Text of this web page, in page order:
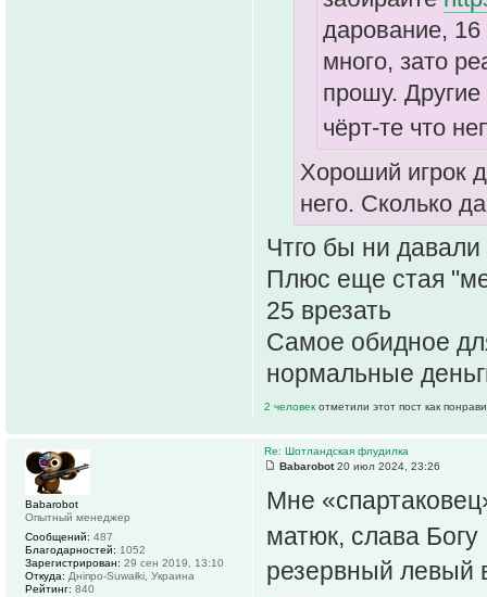
дарование,
много, зато
прошу.
чёрт-те что
Хороший игрок
него. Сколько
Чтго бы ни
Плюс еще стая
25 врезать
Самое обидное
нормальные
2 человек отметили этот пост как
Re: Шотландская флудилка
Babarobot20 июл 2024, 23:26
Мне
матюк, слава Богу
резервный левый
Babarobot
Опытный менеджер
Сообщений: 487
Благодарностей: 1052
Зарегистрирован: 29 сен 2019, 13:10
Откуда: Дніпро-Suwałki, Украина
Рейтинг: 840